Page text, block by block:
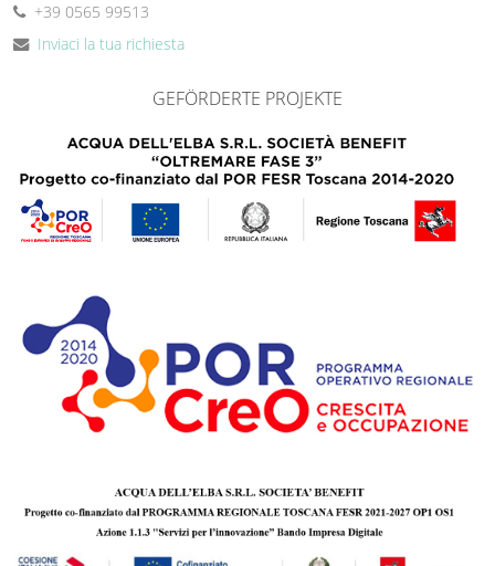
+39 0565 99513
Inviaci la tua richiesta
GEFÖRDERTE PROJEKTE